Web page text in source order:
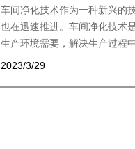
车间净化技术作为一种新兴的
也在迅速推进。车间净化技术
生产环境需要，解决生产过程
污染问题，提高生产效率，保
2023/3/29